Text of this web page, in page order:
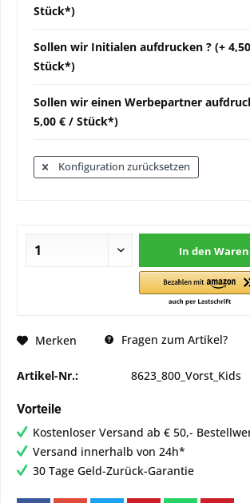
Stück*)
Sollen wir Initialen aufdrucken ? (+
Stück*)
Sollen wir einen Werbepartner
5,00 € / Stück*)
Konfiguration zurücksetzen
In den
Merken Fragen zum Artikel?
Artikel-Nr.: 8623_800_Vorst_Kids
Vorteile
Kostenloser Versand ab € 50,-
Versand innerhalb von 24h*
30 Tage Geld-Zurück-Garantie